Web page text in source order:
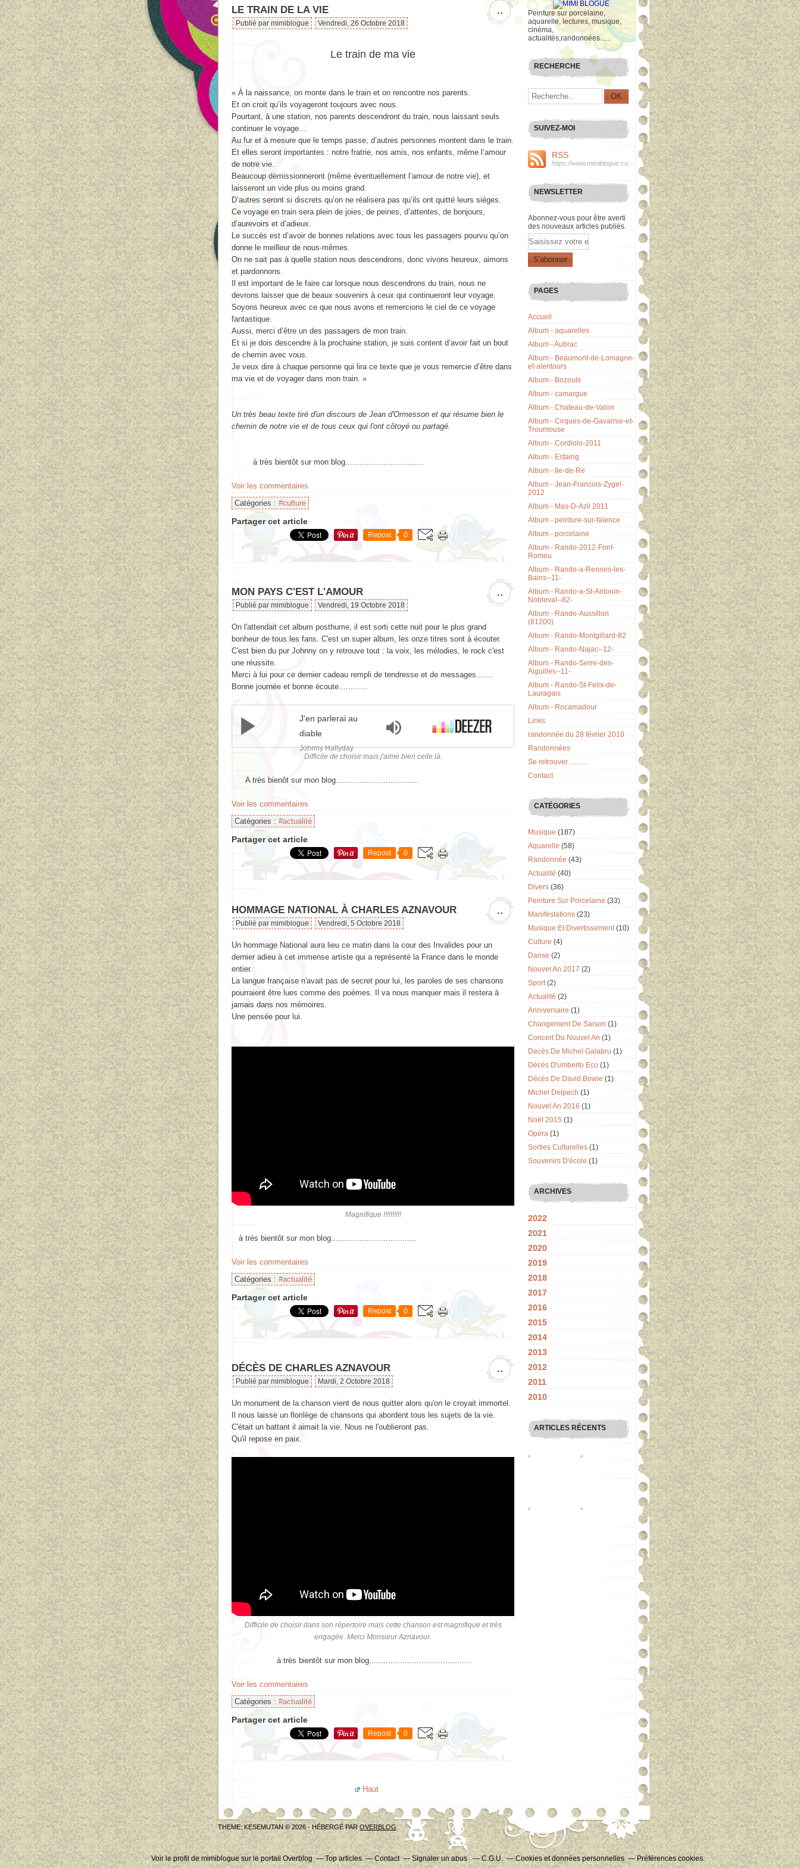
…
LE TRAIN DE LA VIE
Publié par mimiblogue Vendredi, 26 Octobre 2018
Le train de ma vie
« À la naissance, on monte dans le train et on rencontre nos parents.
Et on croit qu’ils voyageront toujours avec nous.
Pourtant, à une station, nos parents descendront du train, nous laissant seuls
continuer le voyage…
Au fur et à mesure que le temps passe, d’autres personnes montent dans le train.
Et elles seront importantes : notre fratrie, nos amis, nos enfants, même l’amour
de notre vie.
Beaucoup démissionneront (même éventuellement l’amour de notre vie), et
laisseront un vide plus ou moins grand.
D’autres seront si discrets qu’on ne réalisera pas qu’ils ont quitté leurs sièges.
Ce voyage en train sera plein de joies, de peines, d’attentes, de bonjours,
d’aurevoirs et d’adieux.
Le succès est d’avoir de bonnes relations avec tous les passagers pourvu qu’on
donne le meilleur de nous-mêmes.
On ne sait pas à quelle station nous descendrons, donc vivons heureux, aimons
et pardonnons.
Il est important de le faire car lorsque nous descendrons du train, nous ne
devrons laisser que de beaux souvenirs à ceux qui continueront leur voyage.
Soyons heureux avec ce que nous avons et remercions le ciel de ce voyage
fantastique.
Aussi, merci d’être un des passagers de mon train.
Et si je dois descendre à la prochaine station, je suis content d’avoir fait un bout
de chemin avec vous.
Je veux dire à chaque personne qui lira ce texte que je vous remercie d’être dans
ma vie et de voyager dans mon train. »
Un très beau texte tiré d'un discours de Jean d'Ormesson et qui résume bien le
chemin de notre vie et de tous ceux qui l'ont côtoyé ou partagé.
à très bientôt sur mon blog.................................
Voir les commentaires
Catégories : #culture
Partager cet article
Repost 0
…
MON PAYS C'EST L'AMOUR
Publié par mimiblogue Vendredi, 19 Octobre 2018
On l'attendait cet album posthume, il est sorti cette nuit pour le plus grand
bonheur de tous les fans. C'est un super album, les onze titres sont à écouter.
C'est bien du pur Johnny on y retrouve tout : la voix, les mélodies, le rock c'est
une réussite.
Merci à lui pour ce dernier cadeau rempli de tendresse et de messages.......
Bonne journée et bonne écoute............
J'en parlerai au
diable
Johnny Hallyday
Difficile de choisir mais j'aime bien celle là.
A très bienôt sur mon blog...................................
Voir les commentaires
Catégories : #actualité
Partager cet article
Repost 0
…
HOMMAGE NATIONAL À CHARLES AZNAVOUR
Publié par mimiblogue Vendredi, 5 Octobre 2018
Un hommage National aura lieu ce matin dans la cour des Invalides pour un
dernier adieu à cet immense artiste qui a représenté la France dans le monde
entier.
La langue française n'avait pas de secret pour lui, les paroles de ses chansons
pourraient être lues comme des poèmes. Il va nous manquer mais il restera à
jamais dans nos mémoires.
Une pensée pour lui.
Magnifique !!!!!!!!!!
à très bientôt sur mon blog....................................
Voir les commentaires
Catégories : #actualité
Partager cet article
Repost 0
…
DÉCÈS DE CHARLES AZNAVOUR
Publié par mimiblogue Mardi, 2 Octobre 2018
Un monument de la chanson vient de nous quitter alors qu'on le croyait immortel.
Il nous laisse un florilège de chansons qui abordent tous les sujets de la vie.
C'était un battant il aimait la vie. Nous ne l'oublieront pas.
Qu'il repose en paix.
Difficile de choisir dans son répertoire mais cette chanson est magnifique et très
engagée. Merci Monsieur Aznavour.
à très bientôt sur mon blog...........................................
Voir les commentaires
Catégories : #actualité
Partager cet article
Repost 0
Haut
Peinture sur porcelaine,
aquarelle, lectures, musique,
cinéma,
actualités,randonnées......
RECHERCHE
SUIVEZ-MOI
RSS
https://www.mimiblogue.com/rss
NEWSLETTER
Abonnez-vous pour être averti
des nouveaux articles publiés.
Email
PAGES
Accueil
Album - aquarelles
Album - Aubrac
Album - Beaumont-de-Lomagne-
et-alentours
Album - Bozouls
Album - camargue
Album - Chateau-de-Valon
Album - Cirques-de-Gavarnie-et-
Troumouse
Album - Cordiolo-2011
Album - Estaing
Album - Ile-de-Re
Album - Jean-Francois-Zygel-
2012
Album - Mas-D-Azil 2011
Album - peinture-sur-faïence
Album - porcelaine
Album - Rando-2012-Font-
Romeu
Album - Rando-a-Rennes-les-
Bains--11-
Album - Rando-a-St-Antonin-
Nobleval--82-
Album - Rando-Aussillon
(81200)
Album - Rando-Montgillard-82
Album - Rando-Najac--12-
Album - Rando-Serre-des-
Aiguilles--11-
Album - Rando-St-Felix-de-
Lauragais
Album - Rocamadour
Links
randonnée du 28 février 2010
Randonnées
Se retrouver ..........
Contact
CATÉGORIES
Musique (187)
Aquarelle (58)
Randonnée (43)
Actualité (40)
Divers (36)
Peinture Sur Porcelaine (33)
Manifestations (23)
Musique Et Divertissement(10)
Culture (4)
Danse (2)
Nouvel An 2017 (2)
Sport(2)
Actualité (2)
Anniversaire (1)
Changement De Saison (1)
Concert Du Nouvel An (1)
Decès De Michel Galabru (1)
Décès D'umberto Eco (1)
Décès De David Bowie (1)
Michel Delpech (1)
Nouvel An 2016 (1)
Noël 2015 (1)
Opéra (1)
Sorties Culturelles (1)
Souvenirs D'école (1)
ARCHIVES
2022
2021
2020
2019
2018
2017
2016
2015
2014
2013
2012
2011
2010
ARTICLES RÉCENTS
THEME: KESEMUTAN © 2026 - HÉBERGÉ PAROVERBLOG
Voir le profil demimibloguesur le portail Overblog Top articles Contact Signaler un abus C.G.U. Cookies et données personnelles Préférences cookies